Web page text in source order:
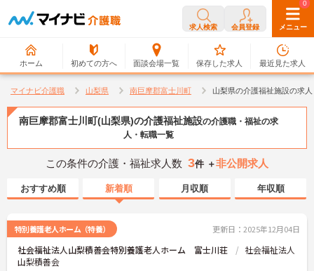
求人検索 会員登録 メニュー
ホーム 初めての方へ 面談会場一覧
0
保存した求人
0
最近見た求人
マイナビ介護職 山梨県 南巨摩郡富士川町 山梨県の介護福祉施設の求
南巨摩郡富士川町(山梨県)の介護福祉施設の介護職・福祉の求
人・転職一覧
この条件の介護・福祉求人数 3件 ＋非公開求人
おすすめ順 新着順 月収順 年収順
特別養護老人ホーム（特養） 更新日：2025年12月04日
社会福祉法人山梨積善会特別養護老人ホーム 富士川荘
社会福祉法人
山梨積善会